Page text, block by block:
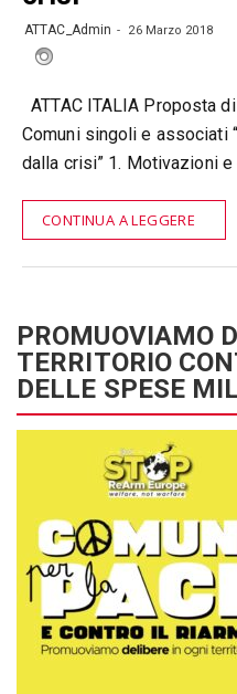
ATTAC_Admin 26 Marzo 2018
ATTAC ITALIA Proposta
Comuni singoli e associati
dalla crisi” 1. Motivazioni
CONTINUA A LEGGERE
PROMUOVIAMO
TERRITORIO
DELLE SPESE